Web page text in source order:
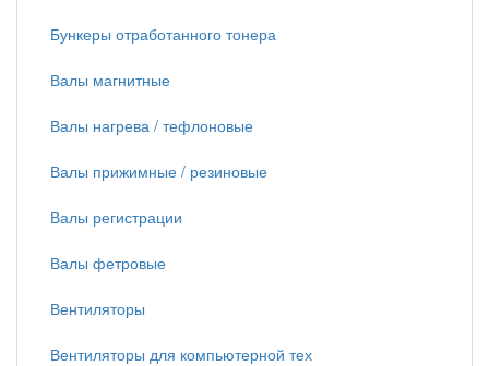
Бункеры отработанного тонера
Валы магнитные
Валы нагрева / тефлоновые
Валы прижимные / резиновые
Валы регистрации
Валы фетровые
Вентиляторы
Вентиляторы для компьютерной тех